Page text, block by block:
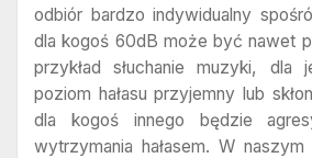
odbiór bardzo indywidualny
dla kogoś 60dB może być nawet
przykład słuchanie muzyki, dla
poziom hałasu przyjemny lub
dla kogoś innego będzie
wytrzymania hałasem. W